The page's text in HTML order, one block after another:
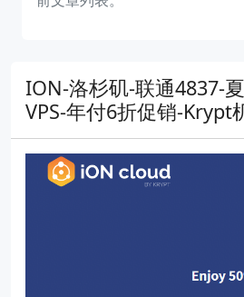
ION-洛杉矶-联通4837-
VPS-年付6折促销-Krypt